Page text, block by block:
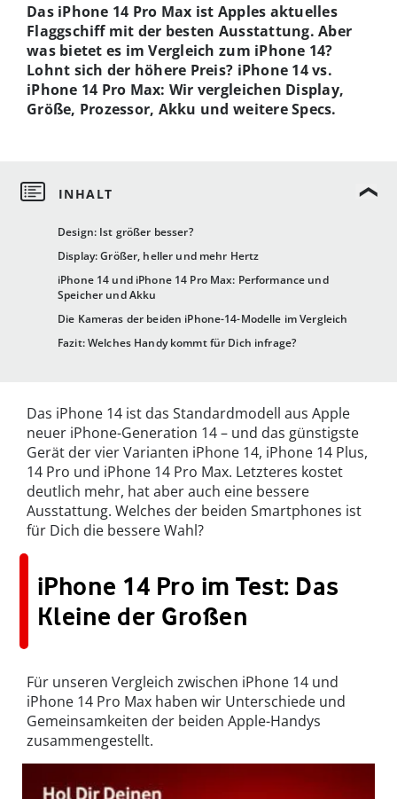
Design: Ist größer besser?
Display: Größer, heller und mehr Hertz
iPhone 14 und iPhone 14 Pro Max: Performance und
Speicher und Akku
Die Kameras der beiden iPhone-14-Modelle im Vergleich
Fazit: Welches Handy kommt für Dich infrage?
Das iPhone 14 Pro Max ist Apples aktuelles
Flaggschiff mit der besten Ausstattung. Aber
was bietet es im Vergleich zum iPhone 14?
Lohnt sich der höhere Preis? iPhone 14 vs.
iPhone 14 Pro Max: Wir vergleichen Display,
Größe, Prozessor, Akku und weitere Specs.
Das iPhone 14 ist das Standardmodell aus Apple
neuer iPhone-Generation 14 – und das günstigste
Gerät der vier Varianten iPhone 14, iPhone 14 Plus,
14 Pro und iPhone 14 Pro Max. Letzteres kostet
deutlich mehr, hat aber auch eine bessere
Ausstattung. Welches der beiden Smartphones ist
für Dich die bessere Wahl?
iPhone 14 Pro im Test: Das
Kleine der Großen
Für unseren Vergleich zwischen iPhone 14 und
iPhone 14 Pro Max haben wir Unterschiede und
Gemeinsamkeiten der beiden Apple-Handys
zusammengestellt.